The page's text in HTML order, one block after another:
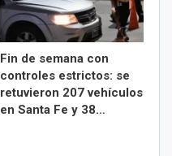
Fin de semana con
controles estrictos: se
retuvieron 207 vehículos
en Santa Fe y 38…